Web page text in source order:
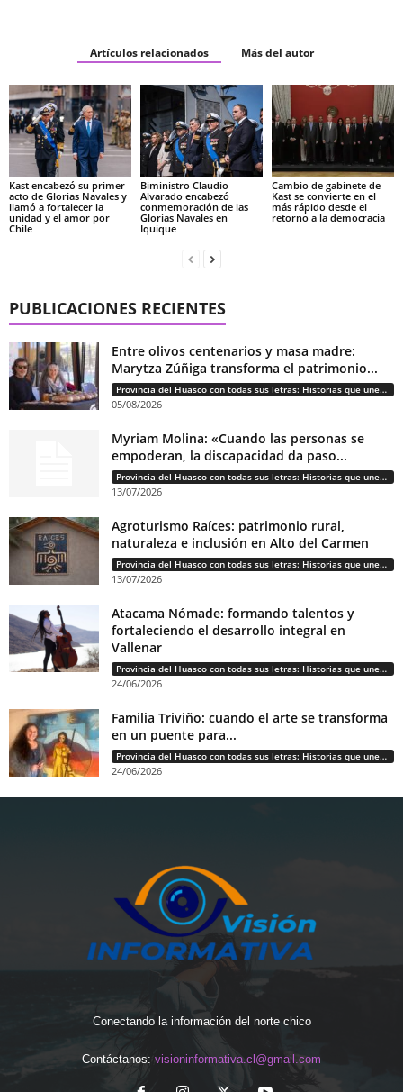
Artículos relacionados Más del autor
Kast encabezó su primer
acto de Glorias Navales y
llamó a fortalecer la
unidad y el amor por
Chile
Biministro Claudio
Alvarado encabezó
conmemoración de las
Glorias Navales en
Iquique
Cambio de gabinete de
Kast se convierte en el
más rápido desde el
retorno a la democracia
PUBLICACIONES RECIENTES
Entre olivos centenarios y masa madre:
Marytza Zúñiga transforma el patrimonio...
Provincia del Huasco con todas sus letras: Historias que unen cultura, diversidad e identidad
05/08/2026
Myriam Molina: «Cuando las personas se
empoderan, la discapacidad da paso...
Provincia del Huasco con todas sus letras: Historias que unen cultura, diversidad e identidad
13/07/2026
Agroturismo Raíces: patrimonio rural,
naturaleza e inclusión en Alto del Carmen
Provincia del Huasco con todas sus letras: Historias que unen cultura, diversidad e identidad
13/07/2026
Atacama Nómade: formando talentos y
fortaleciendo el desarrollo integral en
Vallenar
Provincia del Huasco con todas sus letras: Historias que unen cultura, diversidad e identidad
24/06/2026
Familia Triviño: cuando el arte se transforma
en un puente para...
Provincia del Huasco con todas sus letras: Historias que unen cultura, diversidad e identidad
24/06/2026
Conectando la información del norte chico
Contáctanos: visioninformativa.cl@gmail.com